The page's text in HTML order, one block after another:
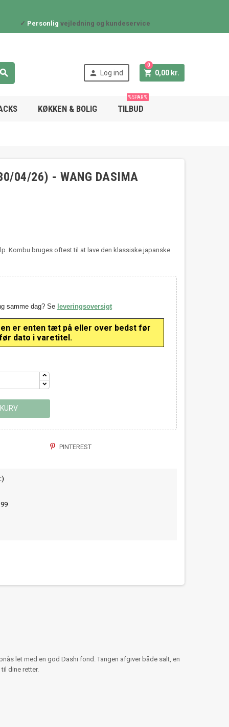
✓ Personlig vejledning og kundeservice
  Log ind  0,00 kr.
0
KØKKEN & BOLIG TILBUD
% SPAR %
04/26) - WANG DASIMA
Kombu bruges oftest til at lave den klassiske japanske
samme dag? Se leveringsoversigt
er enten tæt på eller over bedst før
dato i varetitel.
PINTEREST
let med en god Dashi fond. Tangen afgiver både salt, en
dine retter.